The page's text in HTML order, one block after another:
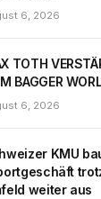
6, 2026
TOTH
BAGGER
6, 2026
KMU
weiter aus